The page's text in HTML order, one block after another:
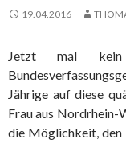
19.04.2016
Jetzt mal
Jährige auf diese
Frau aus
die Möglichkeit, den